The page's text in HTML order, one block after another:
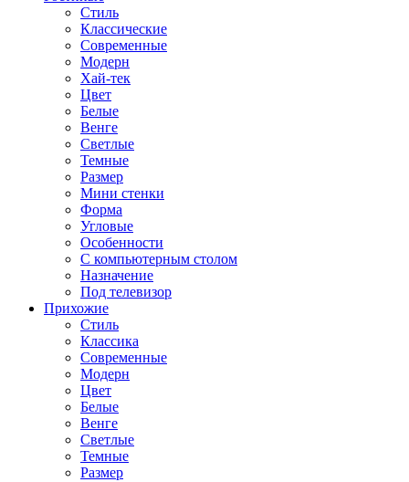
Стиль
Классические
Современные
Модерн
Хай-тек
Цвет
Белые
Венге
Светлые
Темные
Размер
Мини стенки
Форма
Угловые
Особенности
С компьютерным столом
Назначение
Под телевизор
Прихожие
Стиль
Классика
Современные
Модерн
Цвет
Белые
Венге
Светлые
Темные
Размер